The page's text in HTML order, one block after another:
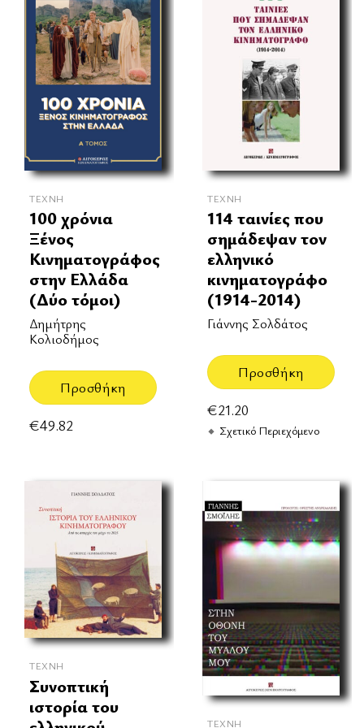
ΤΈΧΝΗ
100 χρόνια
Ξένος
Κινηματογράφος
στην Ελλάδα
(Δύο τόμοι)
Δημήτρης
Κολιοδήμος
Προσθήκη
€49.82
ΤΈΧΝΗ
114 ταινίες που
σημάδεψαν τον
ελληνικό
κινηματογράφο
(1914-2014)
Γιάννης Σολδάτος
Προσθήκη
€21.20
Σχετικό Περιεχόμενο
ΤΈΧΝΗ
Συνοπτική
ιστορία του
ΤΈΧΝΗ